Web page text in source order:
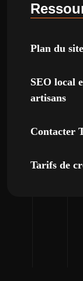
Plan du site
SEO local
artisans
Contacter
Tarifs de